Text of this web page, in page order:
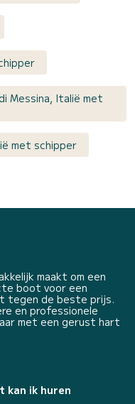
Messina, Italië met
met schipper
maakt om een
boot voor een
tegen de beste prijs.
en professionele
met een gerust hart
kan ik huren